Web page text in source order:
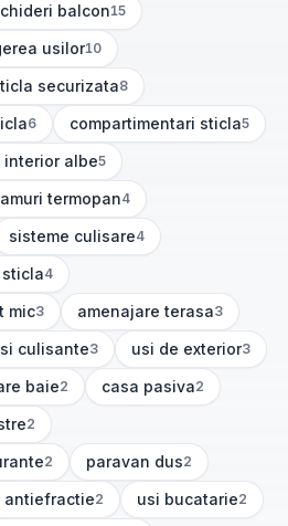
balcon
articole) 15
usilor10
securizata
articole) 8
6 compartimentari sticla
(5articole) 5
interior albe5
termopan4
sisteme culisare
(4articole) 4
4
mic3 amenajare terasa
(3articole) 3
culisante
articole) 3 usi de exterior
(3articole) 3
baie2 casa pasiva
(2articole) 2
2
2 paravan dus
(2articole) 2
antiefractie2 usi bucatarie
(2articole) 2